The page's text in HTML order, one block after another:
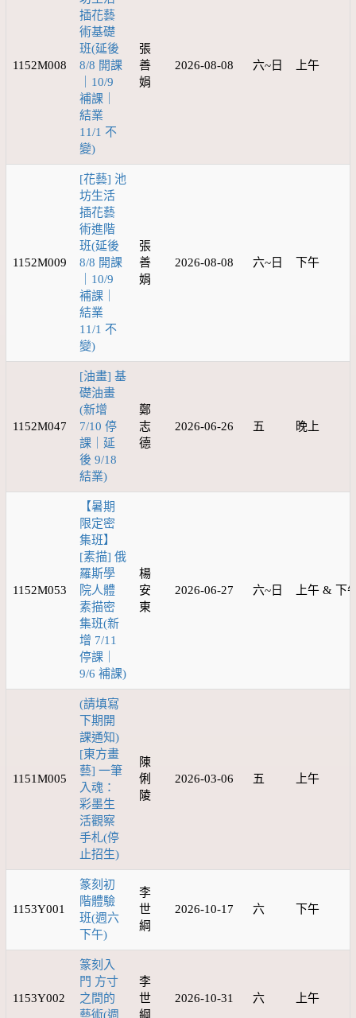
1152M008
插花藝
術基礎
班(延後
8/8 開課
｜10/9
補課｜
結業
11/1 不
變)
張
善
娟
2026-08-08 六~日 上午
1152M009
[花藝] 池
坊生活
插花藝
術進階
班(延後
8/8 開課
｜10/9
補課｜
結業
11/1 不
變)
張
善
娟
2026-08-08 六~日 下午
1152M047
[油畫] 基
礎油畫
(新增
7/10 停
課｜延
後 9/18
結業)
鄭
志
德
2026-06-26 五 晚上
1152M053
【暑期
限定密
集班】
[素描] 俄
羅斯學
院人體
素描密
集班(新
增 7/11
停課｜
9/6 補課)
楊
安
東
2026-06-27 六~日 上午 & 下
1151M005
(請填寫
下期開
課通知)
[東方畫
藝] 一筆
入魂：
彩墨生
活觀察
手札(停
止招生)
陳
俐
陵
2026-03-06 五 上午
1153Y001
篆刻初
階體驗
班(週六
下午)
李
世
綱
2026-10-17 六 下午
1153Y002
篆刻入
門 方寸
之間的
藝術(週
李
世
綱
2026-10-31 六 上午